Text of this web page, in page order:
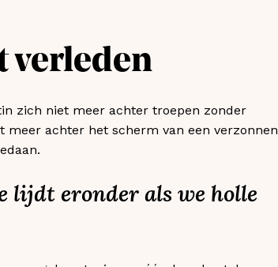
verleden
zich niet meer achter troepen zonder
meer achter het scherm van een verzonnen
lijdt eronder als we holle